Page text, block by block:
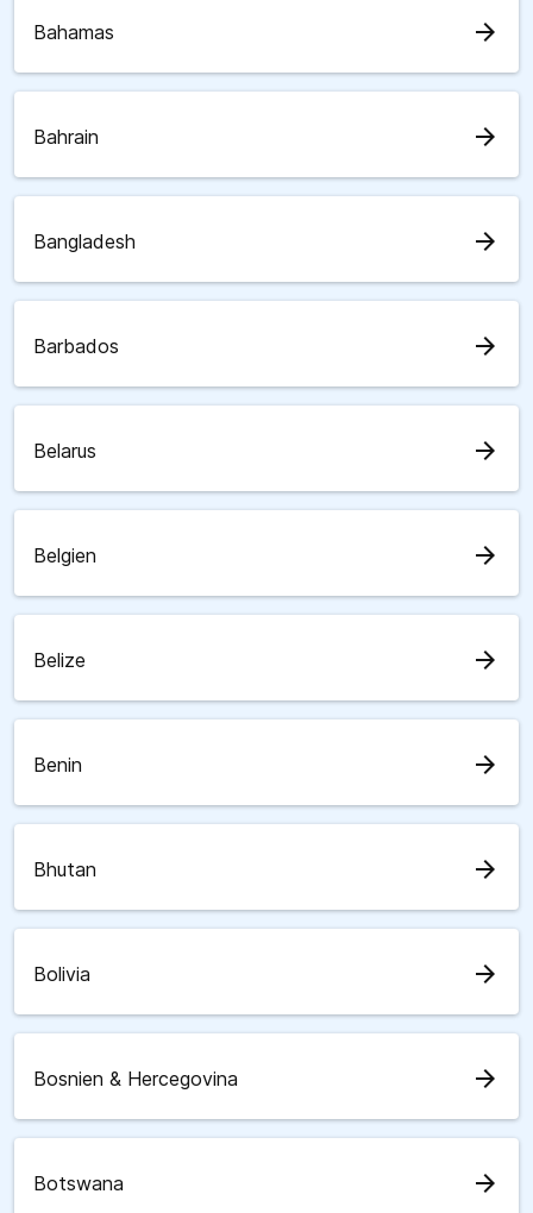
Bahamas arrow_forward
Bahrain arrow_forward
Bangladesh arrow_forward
Barbados arrow_forward
Belarus arrow_forward
Belgien arrow_forward
Belize arrow_forward
Benin arrow_forward
Bhutan arrow_forward
Bolivia arrow_forward
Bosnien & Hercegovina arrow_forward
Botswana arrow_forward